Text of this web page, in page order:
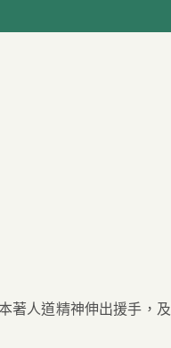
著人道精神伸出援手，